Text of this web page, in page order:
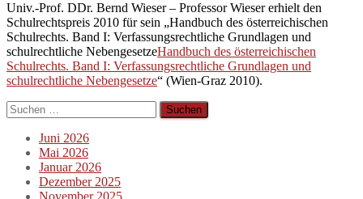
Univ.-Prof. DDr. Bernd Wieser – Professor Wieser erhielt den
Schulrechtspreis 2010 für sein „Handbuch des österreichischen
Schulrechts. Band I: Verfassungsrechtliche Grundlagen und
schulrechtliche NebengesetzeHandbuch des österreichischen
Schulrechts. Band I: Verfassungsrechtliche Grundlagen und
schulrechtliche Nebengesetze“ (Wien-Graz 2010).
Suchen
nach:
Juni 2026
Mai 2026
Januar 2026
Dezember 2025